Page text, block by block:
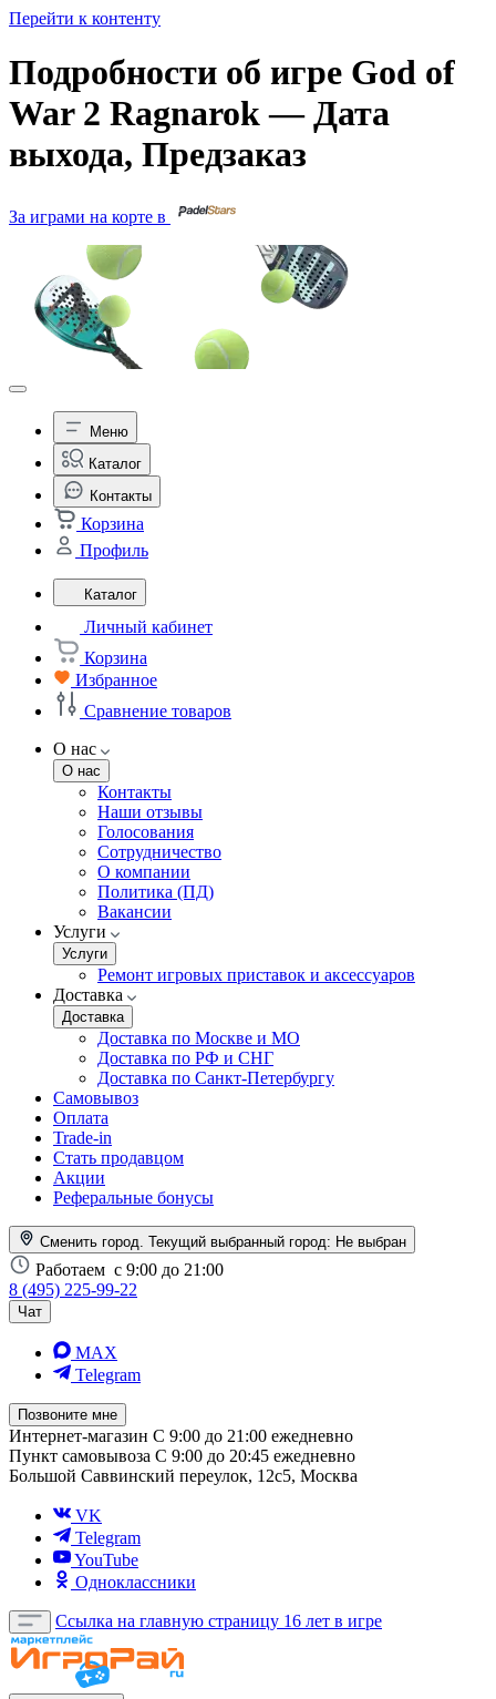
Перейти к контенту
Подробности об игре God of
War 2 Ragnarok — Дата
выхода, Предзаказ
За играми на корте в
Меню
Каталог
Контакты
Корзина
Профиль
Каталог
Личный кабинет
Корзина
Избранное
Сравнение товаров
О нас
О нас
Контакты
Наши отзывы
Голосования
Сотрудничество
О компании
Политика (ПД)
Вакансии
Услуги
Услуги
Ремонт игровых приставок и аксессуаров
Доставка
Доставка
Доставка по Москве и МО
Доставка по РФ и СНГ
Доставка по Санкт-Петербургу
Самовывоз
Оплата
Trade-in
Стать продавцом
Акции
Реферальные бонусы
Сменить город. Текущий выбранный город: Не выбран
Работаем с 9:00 до 21:00
8 (495) 225-99-22
Чат
MAX
Telegram
Позвоните мне
Интернет-магазин С 9:00 до 21:00 ежедневно
Пункт самовывоза С 9:00 до 20:45 ежедневно
Большой Саввинский переулок, 12с5, Москва
VK
Telegram
YouTube
Одноклассники
Ссылка на главную страницу 16 лет в игре